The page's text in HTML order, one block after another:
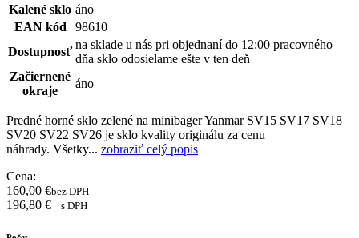
Kalené sklo áno
EAN kód
98610
Dostupnosť
na sklade u nás pri objednaní do 12:00 pracovného
dňa sklo odosielame ešte v ten deň
Začiernené
okraje
áno
Predné horné sklo zelené na minibager Yanmar SV15 SV17 SV18
SV20 SV22 SV26 je sklo kvality originálu za cenu
náhrady. Všetky... zobraziť celý popis
Cena:
160,00 €bez DPH
196,80 € s DPH